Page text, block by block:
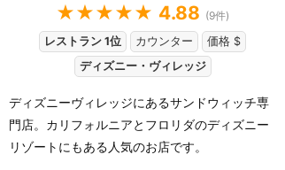
★★★★★ 4.88 (9件)
レストラン 1位
カウンター
価格 $
ディズニー・ヴィレッジ
ディズニーヴィレッジにあるサンドウィッチ専
門店。カリフォルニアとフロリダのディズニー
リゾートにもある人気のお店です。